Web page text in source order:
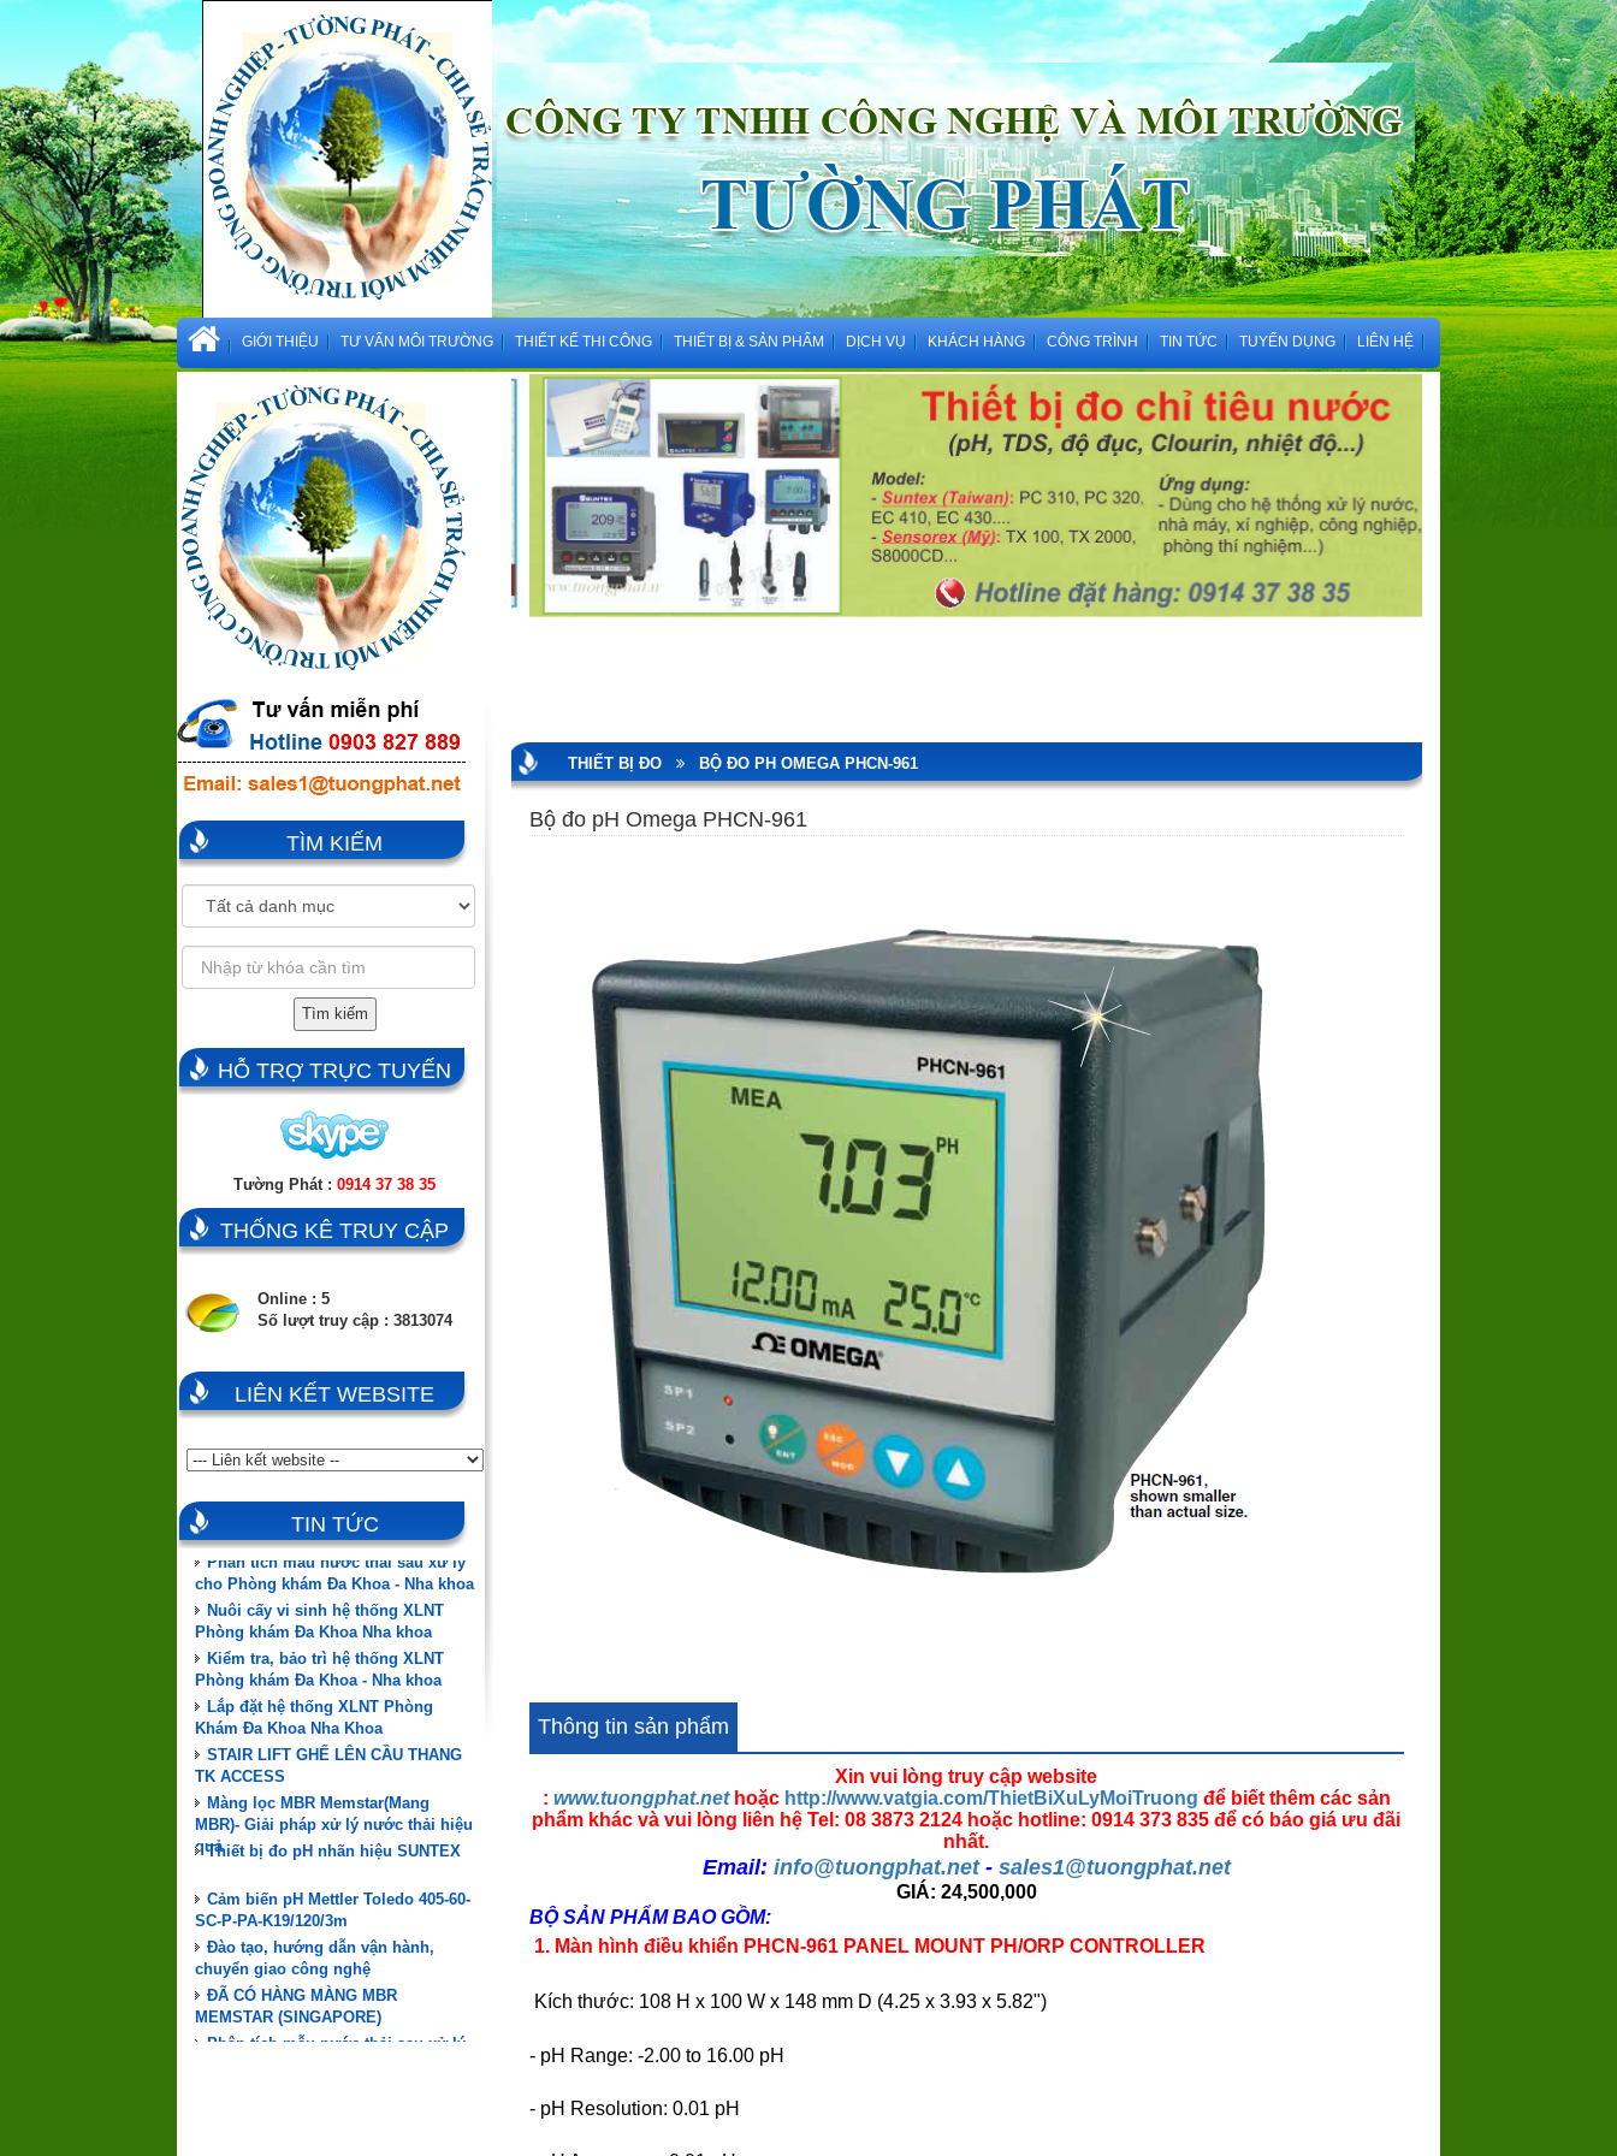
GIỚI THIỆU TƯ VẤN MÔI TRƯỜNG THIẾT KẾ THI CÔNG THIẾT BỊ & SẢN PHẨM DỊCH VỤ KHÁCH HÀNG CÔNG TRÌNH TIN TỨC TUYỂN DỤNG LIÊN HỆ
TÌM KIẾM
Tìm kiếm
HỖ TRỢ TRỰC TUYẾN
Tường Phát :0914 37 38 35
THỐNG KÊ TRUY CẬP
Online : 5
Số lượt truy cập : 3813074
LIÊN KẾT WEBSITE
TIN TỨC
chuyển giao công nghệ
MEMSTAR (SINGAPORE)
Phân tích mẫu nước thải sau xử lý
cho Phòng khám Đa Khoa - Nha khoa
Nuôi cấy vi sinh hệ thống XLNT
Phòng khám Đa Khoa Nha khoa
Kiểm tra, bảo trì hệ thống XLNT
Phòng khám Đa Khoa - Nha khoa
Lắp đặt hệ thống XLNT Phòng
Khám Đa Khoa Nha Khoa
STAIR LIFT GHẾ LÊN CẦU THANG
TK ACCESS
Màng lọc MBR Memstar(Mang
MBR)- Giải pháp xử lý nước thải hiệu
quảThiết bị đo pH nhãn hiệu SUNTEX
SC-P-PA-K19/120/3m
Đào tạo, hướng dẫn vận hành,
chuyển giao công nghệ
ĐÃ CÓ HÀNG MÀNG MBR
MEMSTAR (SINGAPORE)
Phân tích mẫu nước thải sau xử lý
cho Phòng khám Đa Khoa - Nha khoa
THIẾT BỊ ĐO BỘ ĐO PH OMEGA PHCN-961
Bộ đo pH Omega PHCN-961
Thông tin sản phẩm
Xin vui lòng truy cập website
: www.tuongphat.nethoặc http://www.vatgia.com/ThietBiXuLyMoiTruong để biết thêm các sản
phẩm khác và vui lòng liên hệ Tel: 08 3873 2124 hoặc hotline: 0914 373 835 để có báo giá ưu đãi
nhất.
Email: info@tuongphat.net- sales1@tuongphat.net
GIÁ: 24,500,000
BỘ SẢN PHẨM BAO GỒM:
1. Màn hình điều khiển PHCN-961 PANEL MOUNT PH/ORP CONTROLLER
Kích thước: 108 H x 100 W x 148 mm D (4.25 x 3.93 x 5.82")
- pH Range: -2.00 to 16.00 pH
- pH Resolution: 0.01 pH